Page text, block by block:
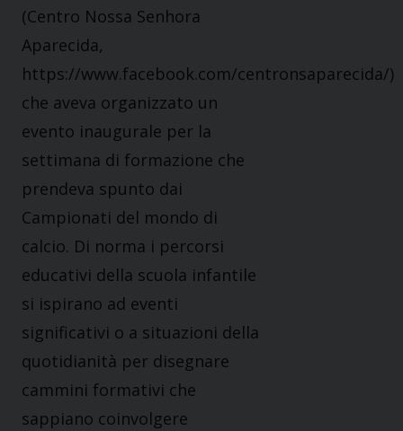
(Centro Nossa Senhora
Aparecida,
https://www.facebook.com/centronsaparecida/)
che aveva organizzato un
evento inaugurale per la
settimana di formazione che
prendeva spunto dai
Campionati del mondo di
calcio. Di norma i percorsi
educativi della scuola infantile
si ispirano ad eventi
significativi o a situazioni della
quotidianità per disegnare
cammini formativi che
sappiano coinvolgere